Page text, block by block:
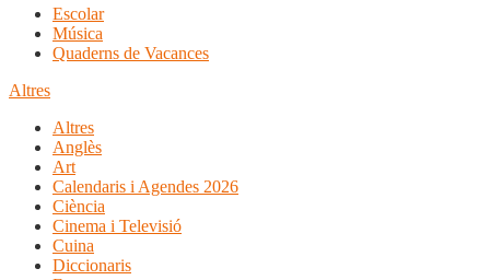
Escolar
Música
Quaderns de Vacances
Altres
Altres
Anglès
Art
Calendaris i Agendes 2026
Ciència
Cinema i Televisió
Cuina
Diccionaris